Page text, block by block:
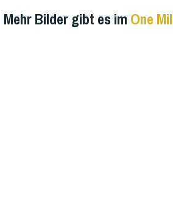
Mehr Bilder gibt es im One